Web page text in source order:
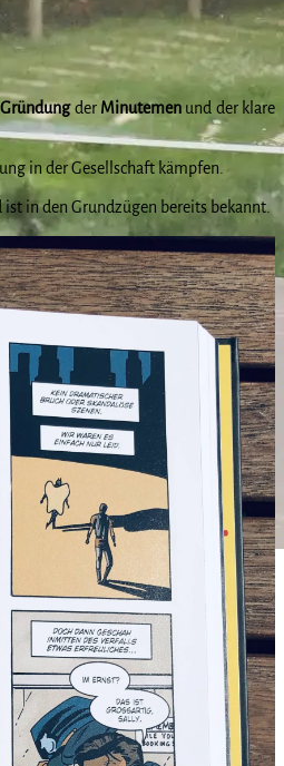
Gründungder Minutemen und der klare
in der Gesellschaft kämpfen.
in den Grundzügen bereits bekannt.